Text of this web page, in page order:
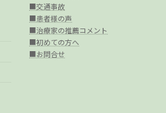
■交通事故
■患者様の声
■治療家の推薦コメント
■初めての方へ
■お問合せ